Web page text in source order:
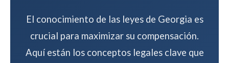
El conocimiento de las leyes de Georgia es
crucial para maximizar su compensación.
Aquí están los conceptos legales clave que